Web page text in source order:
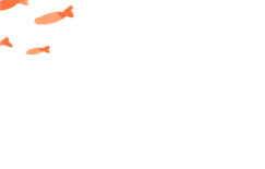
があった」